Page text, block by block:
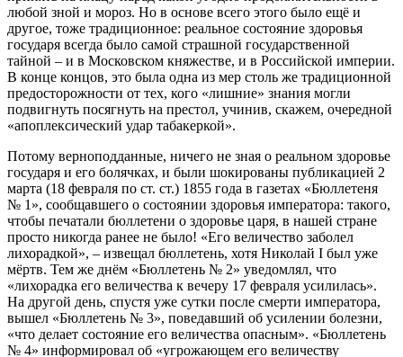
любой зной и мороз. Но в основе всего этого было ещё и
другое, тоже традиционное: реальное состояние здоровья
государя всегда было самой страшной государственной
тайной – и в Московском княжестве, и в Российской империи.
В конце концов, это была одна из мер столь же традиционной
предосторожности от тех, кого «лишние» знания могли
подвигнуть посягнуть на престол, учинив, скажем, очередной
«апоплексический удар табакеркой».
Потому верноподданные, ничего не зная о реальном здоровье
государя и его болячках, и были шокированы публикацией 2
марта (18 февраля по ст. ст.) 1855 года в газетах «Бюллетеня
№ 1», сообщавшего о состоянии здоровья императора: такого,
чтобы печатали бюллетени о здоровье царя, в нашей стране
просто никогда ранее не было! «Его величество заболел
лихорадкой», – извещал бюллетень, хотя Николай I был уже
мёртв. Тем же днём «Бюллетень № 2» уведомлял, что
«лихорадка его величества к вечеру 17 февраля усилилась».
На другой день, спустя уже сутки после смерти императора,
вышел «Бюллетень № 3», поведавший об усилении болезни,
«что делает состояние его величества опасным». «Бюллетень
№ 4» информировал об «угрожающем его величеству